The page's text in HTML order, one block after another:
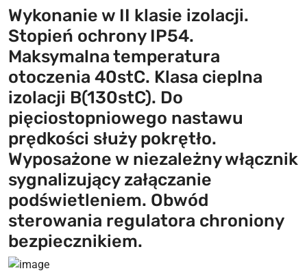
Wykonanie w II klasie izolacji.
Stopień ochrony IP54.
Maksymalna temperatura
otoczenia 40stC. Klasa cieplna
izolacji B(130stC). Do
pięciostopniowego nastawu
prędkości służy pokrętło.
Wyposażone w niezależny włącznik
sygnalizujący załączanie
podświetleniem. Obwód
sterowania regulatora chroniony
bezpiecznikiem.